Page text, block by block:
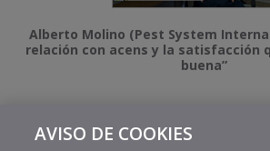
Alberto Molino (Pest System
relación con acens y la satisfacción
buena”
AVISO DE COOKIES